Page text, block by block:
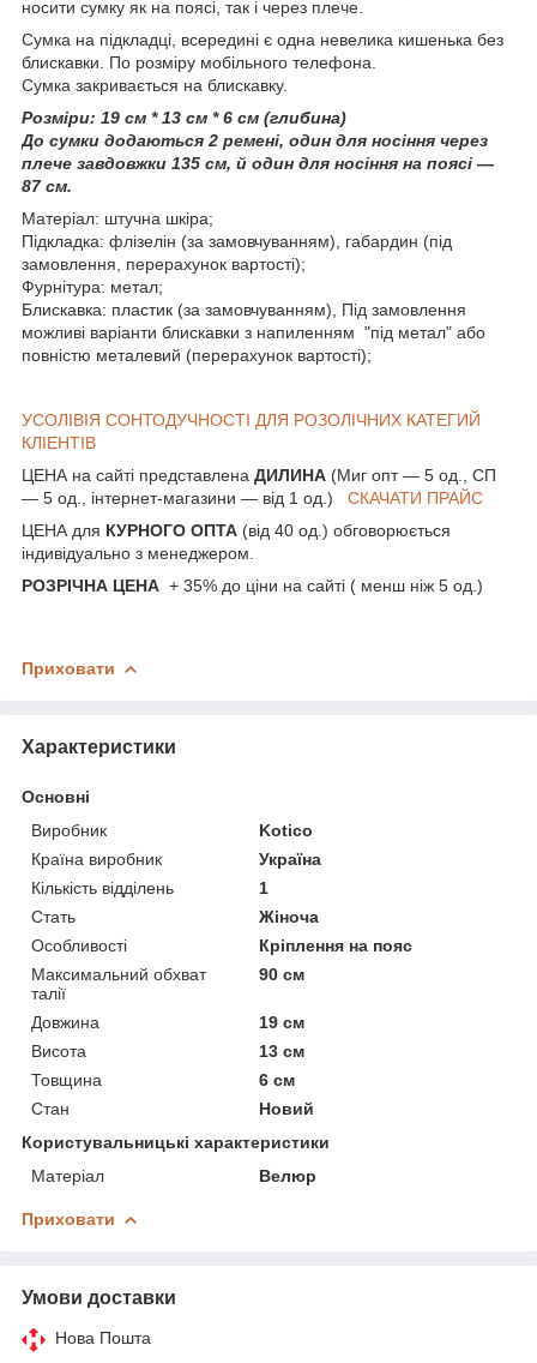
носити сумку як на поясі, так і через плече.
Сумка на підкладці, всередині є одна невелика кишенька без
блискавки. По розміру мобільного телефона.
Сумка закривається на блискавку.
Розміри: 19 см * 13 см * 6 см (глибина)
До сумки додаються 2 ремені, один для носіння через
плече завдовжки 135 см, й один для носіння на поясі —
87 см.
Матеріал: штучна шкіра;
Підкладка: флізелін (за замовчуванням), габардин (під
замовлення, перерахунок вартості);
Фурнітура: метал;
Блискавка: пластик (за замовчуванням), Під замовлення
можливі варіанти блискавки з напиленням "під метал" або
повністю металевий (перерахунок вартості);
УСОЛІВІЯ СОНТОДУЧНОСТІ ДЛЯ РОЗОЛІЧНИХ КАТЕГИЙ
КЛІЕНТІВ
ЦЕНА на сайті представлена ДИЛИНА (Миг опт — 5 од., СП
— 5 од., інтернет-магазини — від 1 од.) СКАЧАТИ ПРАЙС
ЦЕНА для КУРНОГО ОПТА (від 40 од.) обговорюється
індивідуально з менеджером.
РОЗРІЧНА ЦЕНА + 35% до ціни на сайті ( менш ніж 5 од.)
Приховати
Характеристики
Основні
Виробник
Kotico
Країна виробник
Україна
Кількість відділень
1
Стать
Жіноча
Особливості
Кріплення на пояс
Максимальний обхват
талії
90 см
Довжина
19 см
Висота
13 см
Товщина
6 см
Стан
Новий
Користувальницькі характеристики
Матеріал
Велюр
Приховати
Умови доставки
Нова Пошта